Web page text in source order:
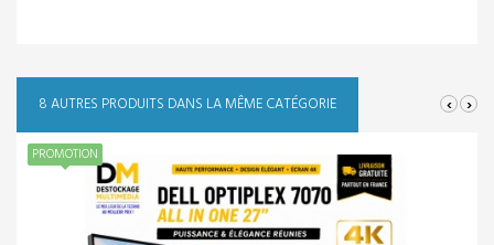
8 AUTRES PRODUITS DANS LA MÊME CATÉGORIE ‹ ›